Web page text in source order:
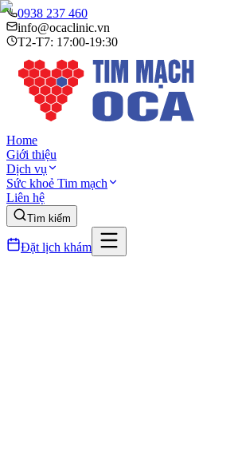
0938 237 460
info@ocaclinic.vn
T2-T7: 17:00-19:30
Home
Giới thiệu
Dịch vụ
Sức khoẻ Tim mạch
Liên hệ
Tìm kiếm
Đặt lịch khám